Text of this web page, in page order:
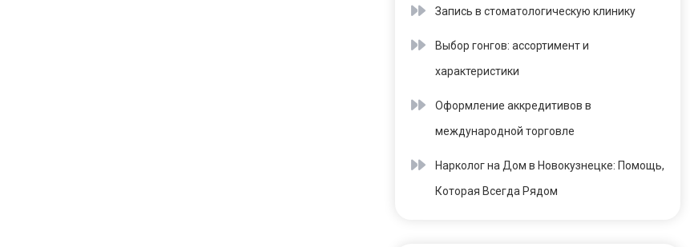
Запись в стоматологическую клинику
Выбор гонгов: ассортимент и
характеристики
Оформление аккредитивов в
международной торговле
Нарколог на Дом в Новокузнецке: Помощь,
Которая Всегда Рядом